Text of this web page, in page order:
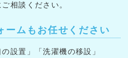
相談ください。
ームもお任せください
設置」「洗濯機の移設」